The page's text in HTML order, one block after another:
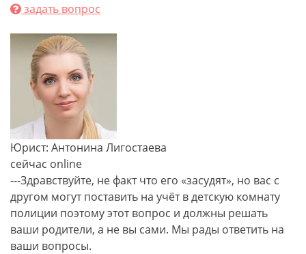
задать вопрос
Юрист: Антонина Лигостаева
сейчас online
---Здравствуйте, не факт что его «засудят», но вас с
другом могут поставить на учёт в детскую комнату
полиции поэтому этот вопрос и должны решать
ваши родители, а не вы сами. Мы рады ответить на
ваши вопросы.